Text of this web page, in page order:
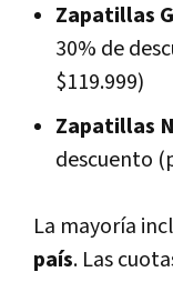
Zapatillas
30% de
$119.999)
Zapatillas
descuento
La mayoría
país. Las